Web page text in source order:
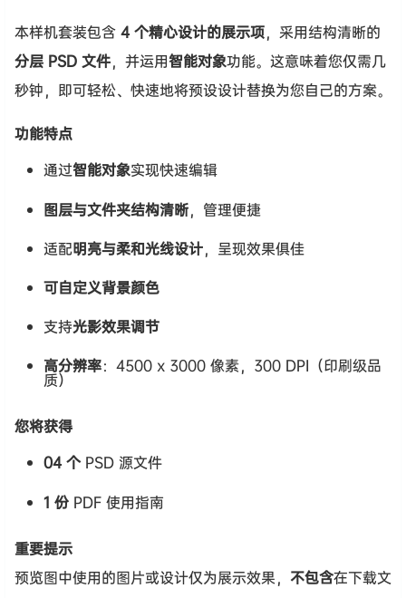
本样机套装包含 4 个精心设计的展示项，采用结构清晰的
分层 PSD 文件，并运用智能对象功能。这意味着您仅需几
秒钟，即可轻松、快速地将预设设计替换为您自己的方案。
功能特点
通过智能对象实现快速编辑
图层与文件夹结构清晰，管理便捷
适配明亮与柔和光线设计，呈现效果俱佳
可自定义背景颜色
支持光影效果调节
高分辨率：4500 x 3000 像素，300 DPI（印刷级品
质）
您将获得
04 个PSD 源文件
1 份 PDF 使用指南
重要提示
预览图中使用的图片或设计仅为展示效果， 不包含在下载文